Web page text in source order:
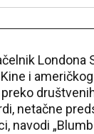
Londona
i
netačne
navodi